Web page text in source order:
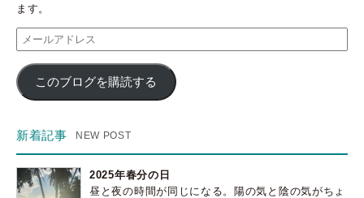
ます。
ー
ル
ア
ド
ス
このブログを購読する
新着記事
2025年春分の日
昼と夜の時間が同じになる。陽の気と陰の気がちょ